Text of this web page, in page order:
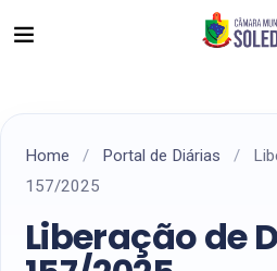
Home / Portal de Diárias /
157/2025
Liberação de